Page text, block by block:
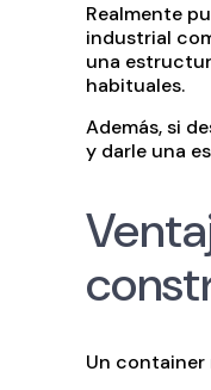
Realmente
industrial
una
habituales.
Además, si
y darle una
Un